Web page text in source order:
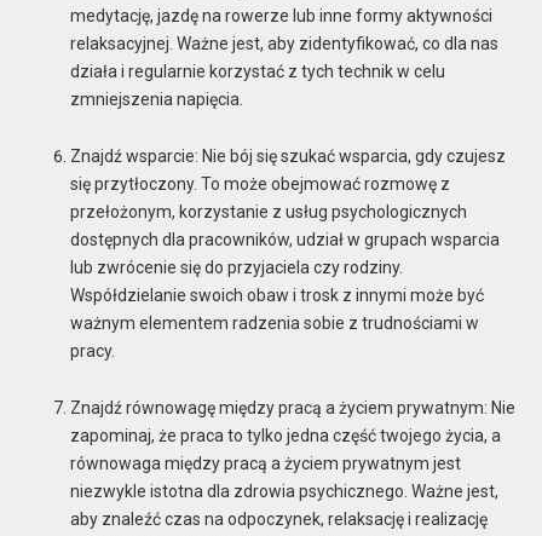
medytację, jazdę na rowerze lub inne formy aktywności
relaksacyjnej. Ważne jest, aby zidentyfikować, co dla nas
działa i regularnie korzystać z tych technik w celu
zmniejszenia napięcia.
Znajdź wsparcie: Nie bój się szukać wsparcia, gdy czujesz
się przytłoczony. To może obejmować rozmowę z
przełożonym, korzystanie z usług psychologicznych
dostępnych dla pracowników, udział w grupach wsparcia
lub zwrócenie się do przyjaciela czy rodziny.
Współdzielanie swoich obaw i trosk z innymi może być
ważnym elementem radzenia sobie z trudnościami w
pracy.
Znajdź równowagę między pracą a życiem prywatnym: Nie
zapominaj, że praca to tylko jedna część twojego życia, a
równowaga między pracą a życiem prywatnym jest
niezwykle istotna dla zdrowia psychicznego. Ważne jest,
aby znaleźć czas na odpoczynek, relaksację i realizację